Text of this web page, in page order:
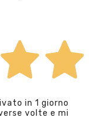
in 1 giorno
volte e mi